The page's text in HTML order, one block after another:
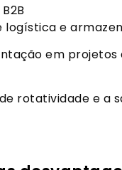
logística e
em projetos
rotatividade e a